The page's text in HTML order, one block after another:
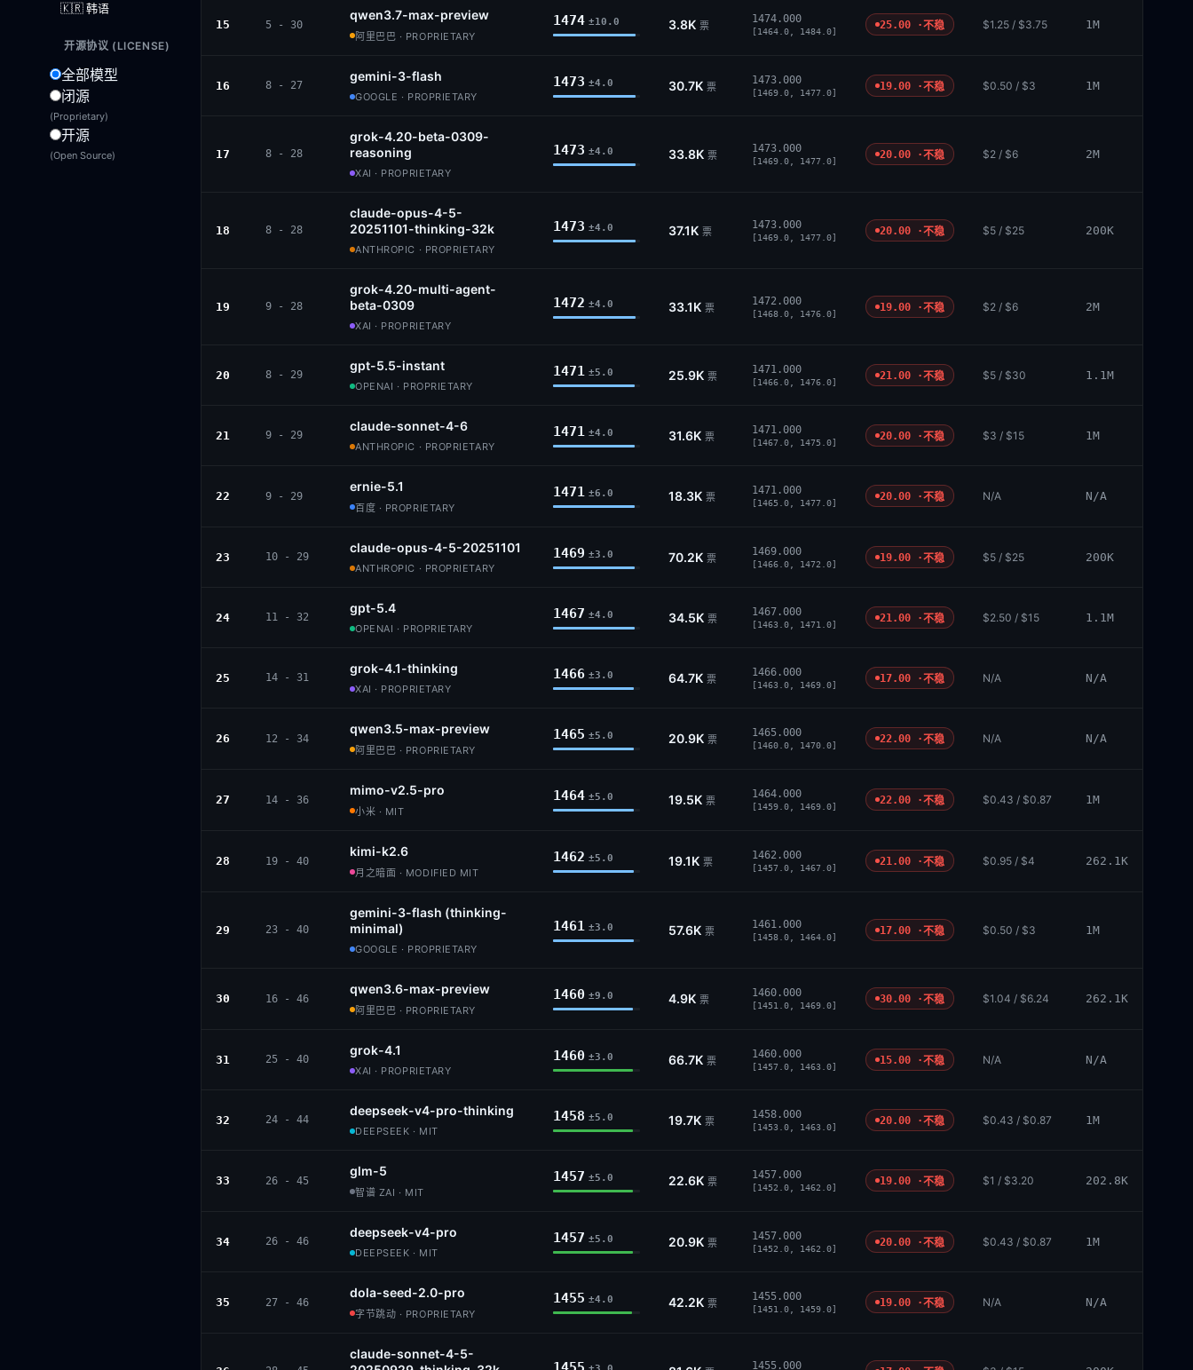
🇰🇷 韩语
开源协议 (LICENSE)
全部模型
闭源
(Proprietary)
开源
(Open Source)
15 5 - 30
qwen3.7-max-preview
阿里巴巴 · PROPRIETARY
1474 ±10.0 3.8K 票
1474.000
[1464.0, 1484.0]
25.00 ·不稳 $1.25 / $3.75 1M
16 8 - 27
gemini-3-flash
GOOGLE · PROPRIETARY
1473 ±4.0 30.7K 票
1473.000
[1469.0, 1477.0]
19.00 ·不稳 $0.50 / $3 1M
17 8 - 28
grok-4.20-beta-0309-
reasoning
XAI · PROPRIETARY
1473 ±4.0 33.8K 票
1473.000
[1469.0, 1477.0]
20.00 ·不稳 $2 / $6 2M
18 8 - 28
claude-opus-4-5-
20251101-thinking-32k
ANTHROPIC · PROPRIETARY
1473 ±4.0 37.1K 票
1473.000
[1469.0, 1477.0]
20.00 ·不稳 $5 / $25 200K
19 9 - 28
grok-4.20-multi-agent-
beta-0309
XAI · PROPRIETARY
1472 ±4.0 33.1K 票
1472.000
[1468.0, 1476.0]
19.00 ·不稳 $2 / $6 2M
20 8 - 29
gpt-5.5-instant
OPENAI · PROPRIETARY
1471 ±5.0 25.9K 票
1471.000
[1466.0, 1476.0]
21.00 ·不稳 $5 / $30 1.1M
21 9 - 29
claude-sonnet-4-6
ANTHROPIC · PROPRIETARY
1471 ±4.0 31.6K 票
1471.000
[1467.0, 1475.0]
20.00 ·不稳 $3 / $15 1M
22 9 - 29
ernie-5.1
百度 · PROPRIETARY
1471 ±6.0 18.3K 票
1471.000
[1465.0, 1477.0]
20.00 ·不稳 N/A N/A
23 10 - 29
claude-opus-4-5-20251101
ANTHROPIC · PROPRIETARY
1469 ±3.0 70.2K 票
1469.000
[1466.0, 1472.0]
19.00 ·不稳 $5 / $25 200K
24 11 - 32
gpt-5.4
OPENAI · PROPRIETARY
1467 ±4.0 34.5K 票
1467.000
[1463.0, 1471.0]
21.00 ·不稳 $2.50 / $15 1.1M
25 14 - 31
grok-4.1-thinking
XAI · PROPRIETARY
1466 ±3.0 64.7K 票
1466.000
[1463.0, 1469.0]
17.00 ·不稳 N/A N/A
26 12 - 34
qwen3.5-max-preview
阿里巴巴 · PROPRIETARY
1465 ±5.0 20.9K 票
1465.000
[1460.0, 1470.0]
22.00 ·不稳 N/A N/A
27 14 - 36
mimo-v2.5-pro
小米 · MIT
1464 ±5.0 19.5K 票
1464.000
[1459.0, 1469.0]
22.00 ·不稳 $0.43 / $0.87 1M
28 19 - 40
kimi-k2.6
月之暗面 · MODIFIED MIT
1462 ±5.0 19.1K 票
1462.000
[1457.0, 1467.0]
21.00 ·不稳 $0.95 / $4 262.1K
29 23 - 40
gemini-3-flash (thinking-
minimal)
GOOGLE · PROPRIETARY
1461 ±3.0 57.6K 票
1461.000
[1458.0, 1464.0]
17.00 ·不稳 $0.50 / $3 1M
30 16 - 46
qwen3.6-max-preview
阿里巴巴 · PROPRIETARY
1460 ±9.0 4.9K 票
1460.000
[1451.0, 1469.0]
30.00 ·不稳 $1.04 / $6.24 262.1K
31 25 - 40
grok-4.1
XAI · PROPRIETARY
1460 ±3.0 66.7K 票
1460.000
[1457.0, 1463.0]
15.00 ·不稳 N/A N/A
32 24 - 44
deepseek-v4-pro-thinking
DEEPSEEK · MIT
1458 ±5.0 19.7K 票
1458.000
[1453.0, 1463.0]
20.00 ·不稳 $0.43 / $0.87 1M
33 26 - 45
glm-5
智谱 ZAI · MIT
1457 ±5.0 22.6K 票
1457.000
[1452.0, 1462.0]
19.00 ·不稳 $1 / $3.20 202.8K
34 26 - 46
deepseek-v4-pro
DEEPSEEK · MIT
1457 ±5.0 20.9K 票
1457.000
[1452.0, 1462.0]
20.00 ·不稳 $0.43 / $0.87 1M
35 27 - 46
dola-seed-2.0-pro
字节跳动 · PROPRIETARY
1455 ±4.0 42.2K 票
1455.000
[1451.0, 1459.0]
19.00 ·不稳 N/A N/A
claude-sonnet-4-5-
1455.000